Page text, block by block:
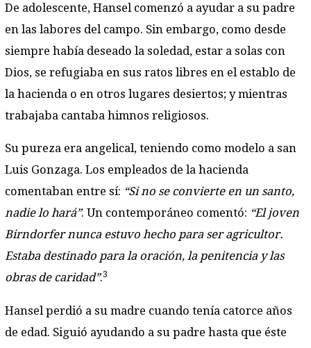
De adolescente, Hansel comenzó a ayudar a su padre
en las labores del campo. Sin embargo, como desde
siempre había deseado la soledad, estar a solas con
Dios, se refugiaba en sus ratos libres en el establo de
la hacienda o en otros lugares desiertos; y mientras
trabajaba cantaba himnos religiosos.
Su pureza era angelical, teniendo como modelo a san
Luis Gonzaga. Los empleados de la hacienda
comentaban entre sí: “Si no se convierte en un santo,
nadie lo hará”. Un contemporáneo comentó: “El joven
Birndorfer nunca estuvo hecho para ser agricultor.
Estaba destinado para la oración, la penitencia y las
obras de caridad”.3
Hansel perdió a su madre cuando tenía catorce años
de edad. Siguió ayudando a su padre hasta que éste